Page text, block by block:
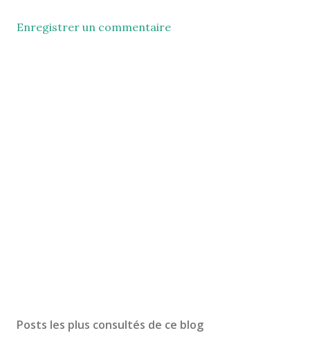
Enregistrer un commentaire
Posts les plus consultés de ce blog